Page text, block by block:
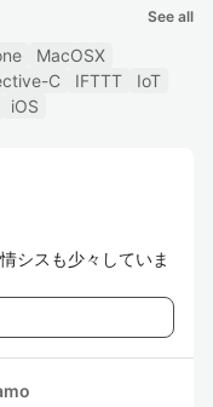
See all
MacOSX
C IFTTT
IoT
iOS
シスも少々していま